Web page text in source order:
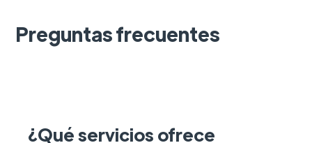
Preguntas frecuentes
¿Qué servicios ofrece